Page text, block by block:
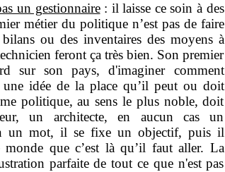
un gestionnaire: il laisse ce soin à des
métier du politique n’est pas de faire
ou des inventaires des moyens à
feront ça très bien. Son premier
sur son pays, d'imaginer comment
idée de la place qu’il peut ou doit
politique, au sens le plus noble, doit
un architecte, en aucun cas un
un mot, il se fixe un objectif, puis il
que c’est là qu’il faut aller. La
parfaite de tout ce que n'est pas